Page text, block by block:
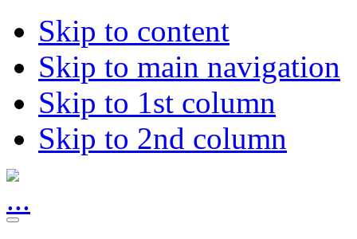
Skip to content
Skip to main navigation
Skip to 1st column
Skip to 2nd column